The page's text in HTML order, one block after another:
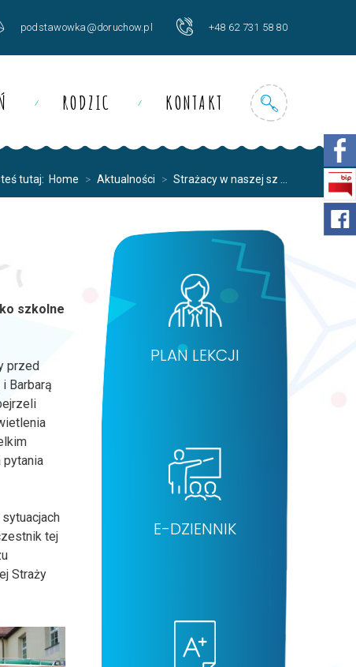
podstawowka@doruchow.pl +48 62 731 58 80
RODZIC KONTAKT
tutaj: Home > Aktualności > Strażacy w naszej sz ...
szkolne
przed
Barbarą
pytania
tej
Straży
PLAN LEKCJI
E-DZIENNIK